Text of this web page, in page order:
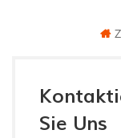
Sie Uns